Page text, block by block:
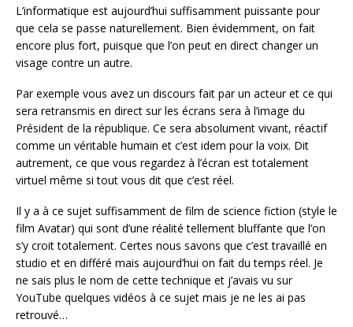
L’informatique est aujourd’hui suffisamment puissante pour
que cela se passe naturellement. Bien évidemment, on fait
encore plus fort, puisque que l’on peut en direct changer un
visage contre un autre.
Par exemple vous avez un discours fait par un acteur et ce qui
sera retransmis en direct sur les écrans sera à l’image du
Président de la république. Ce sera absolument vivant, réactif
comme un véritable humain et c’est idem pour la voix. Dit
autrement, ce que vous regardez à l’écran est totalement
virtuel même si tout vous dit que c’est réel.
Il y a à ce sujet suffisamment de film de science fiction (style le
film Avatar) qui sont d’une réalité tellement bluffante que l’on
s’y croit totalement. Certes nous savons que c’est travaillé en
studio et en différé mais aujourd’hui on fait du temps réel. Je
ne sais plus le nom de cette technique et j’avais vu sur
YouTube quelques vidéos à ce sujet mais je ne les ai pas
retrouvé…